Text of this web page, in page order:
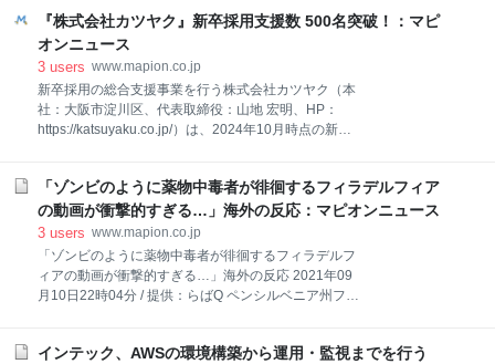
採用業務を最適化するご支援をしています。 今後は、
これまでに構築してきた支援ノウハ
点、新卒採用の決定支援数 600名を超えました。 [画像
1:
https://prcdn.freetls.fastly.net/release_image/146203/8
/146203-8-b0445d38f5c356361f0021a662994676-
940x788.jpg?
width=536&quality=85%2C75&format=jpeg&auto=we
『株式会社カツヤク』新卒採用支援数 500名突破！：マピ
オンニュース
3 users www.mapion.co.jp
新卒採用の総合支援事業を行う株式会社カツヤク（本
社：大阪市淀川区、代表取締役：山地 宏明、HP：
https://katsuyaku.co.jp/）は、2024年10月時点の新卒
3607191d63a9ab6aec72-0.jpg ] 新卒採用支援数 500
名突破 私たちは、お客様に寄り添い、共に新卒採用の
成功を目指して取り組んできました。 これまで多くの
企業様と各業界に適した採用支援を行うことで、必要
な人材の確保を実現してきました。 特に、求職者との
接点を増やし、候補者体験を向上させる施策のサポー
ます。 代表取締役 山地 宏明のコメント 労働人口
「ゾンビのように薬物中毒者が徘徊するフィラデルフィア
の動画が衝撃的すぎる…」海外の反応：マピオンニュース
3 users www.mapion.co.jp
「ゾンビのように薬物中毒者が徘徊するフィラデルフ
ィアの動画が衝撃的すぎる…」海外の反応 2021年09
月10日22時04分 / 提供：らばQ ペンシルベニア州フィ
に徘徊しているのです。 [動画を見る] Streets of
インテック、AWSの環境構築から運用・監視までを行う